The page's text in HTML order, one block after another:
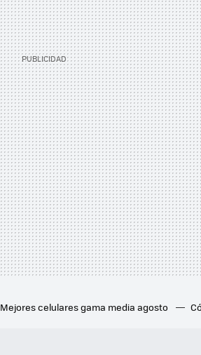
Mejores celulares gama media agosto